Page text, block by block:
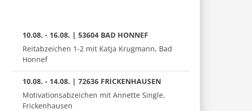
10.08. - 16.08. | 53604 BAD HONNEF
Reitabzeichen 1-2 mit Katja Krugmann, Bad
Honnef
10.08. - 14.08. | 72636 FRICKENHAUSEN
Motivationsabzeichen mit Annette Single,
Frickenhausen